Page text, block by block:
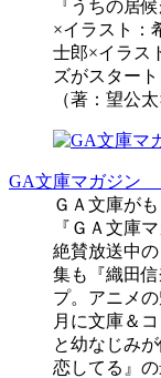
『うちの居
×イラスト：
士郎×イラス
ズがスター
（著：望公
GA文庫マガジン
ＧＡ文庫が
『ＧＡ文庫
絶賛放送中
集も『織田
プ。アニメ
月に文庫＆
と幼なじみ
恋してる』